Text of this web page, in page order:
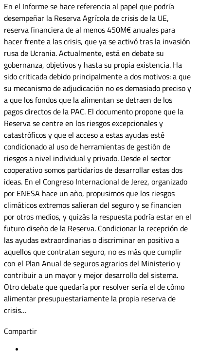
En el Informe se hace referencia al papel que podría
desempeñar la Reserva Agrícola de crisis de la UE,
reserva financiera de al menos 450M€ anuales para
hacer frente a las crisis, que ya se activó tras la invasión
rusa de Ucrania. Actualmente, está en debate su
gobernanza, objetivos y hasta su propia existencia. Ha
sido criticada debido principalmente a dos motivos: a que
su mecanismo de adjudicación no es demasiado preciso y
a que los fondos que la alimentan se detraen de los
pagos directos de la PAC. El documento propone que la
Reserva se centre en los riesgos excepcionales y
catastróficos y que el acceso a estas ayudas esté
condicionado al uso de herramientas de gestión de
riesgos a nivel individual y privado. Desde el sector
cooperativo somos partidarios de desarrollar estas dos
ideas. En el Congreso Internacional de Jerez, organizado
por ENESA hace un año, propusimos que los riesgos
climáticos extremos salieran del seguro y se financien
por otros medios, y quizás la respuesta podría estar en el
futuro diseño de la Reserva. Condicionar la recepción de
las ayudas extraordinarias o discriminar en positivo a
aquellos que contratan seguro, no es más que cumplir
con el Plan Anual de seguros agrarios del Ministerio y
contribuir a un mayor y mejor desarrollo del sistema.
Otro debate que quedaría por resolver sería el de cómo
alimentar presupuestariamente la propia reserva de
crisis…
Compartir